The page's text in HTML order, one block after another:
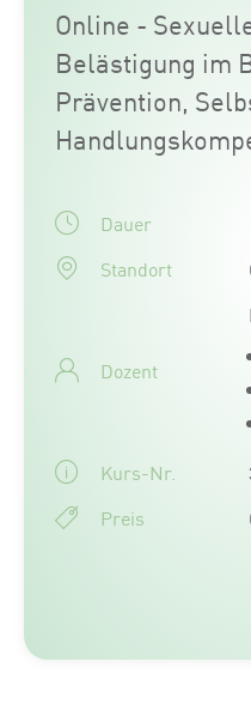
Online -
Belästigung im
Prävention,
Dauer
Standort
Dozent
Kurs-Nr.
Preis